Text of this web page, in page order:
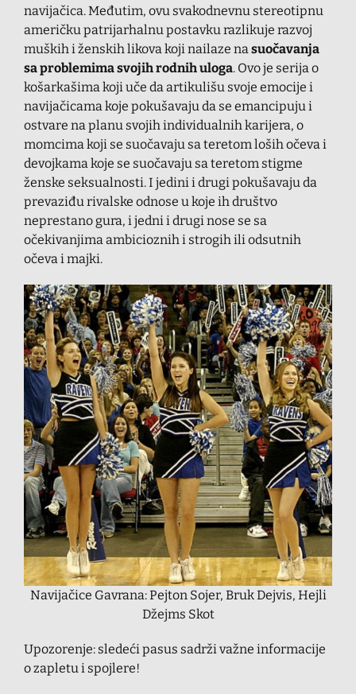
navijačica. Međutim, ovu svakodnevnu stereotipnu
američku patrijarhalnu postavku razlikuje razvoj
muških i ženskih likova koji nailaze nasuočavanja
sa problemima svojih rodnih uloga. Ovo je serija o
košarkašima koji uče da artikulišu svoje emocije i
navijačicama koje pokušavaju da se emancipuju i
ostvare na planu svojih individualnih karijera, o
momcima koji se suočavaju sa teretom loših očeva i
devojkama koje se suočavaju sa teretom stigme
ženske seksualnosti. I jedini i drugi pokušavaju da
prevaziđu rivalske odnose u koje ih društvo
neprestano gura, i jedni i drugi nose se sa
očekivanjima ambicioznih i strogih ili odsutnih
očeva i majki.
Navijačice Gavrana: Pejton Sojer, Bruk Dejvis, Hejli
Džejms Skot
Upozorenje: sledeći pasus sadrži važne informacije
o zapletu i spojlere!